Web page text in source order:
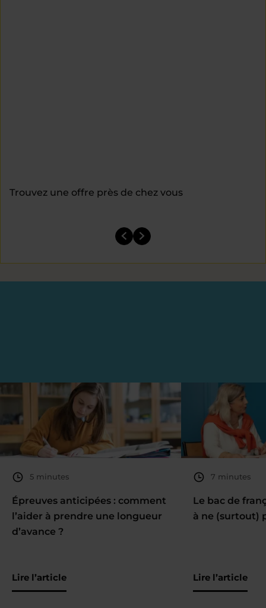
Trouvez une offre près de chez vous
5 minutes
Épreuves anticipées : comment
l’aider à prendre une longueur
d’avance ?
Lire l’article
7 minutes
Le bac de
à ne (surtout)
Lire l’article